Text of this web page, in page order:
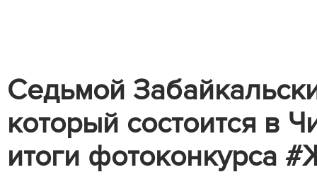
Седьмой
который состоится в
итоги фотоконкурса